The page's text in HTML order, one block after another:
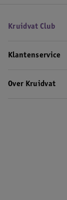
Kruidvat Club
Klantenservice
Over Kruidvat